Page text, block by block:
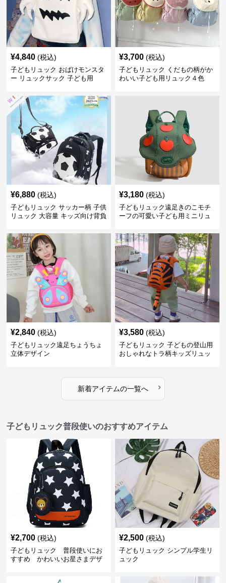
¥4,840 (税込)
子どもリュック おばけモンスタ
ー リュックサック 子ども用
¥3,700 (税込)
子どもリュック くだもの柄がか
わいい子ども用リュック４色
¥6,880 (税込)
子どもリュック サッカー柄 子供
リュック 大容量 キッズ向け背負
¥3,180 (税込)
子どもリュック遠足きのこモチ
ーフの可愛い子ども用ミニリュ
¥2,840 (税込)
子どもリュック遠足ちょうちょ
立体デザイン
¥3,580 (税込)
子どもリュック 子どもの登山用
おしゃれなトラ柄キッズリュッ
新着アイテムの一覧へ ›
子どもリュック普段使いのおすすめアイテム
¥2,700 (税込)
子どもリュック 普段使いにお
すすめ かわいいお星さまデザ
¥2,500 (税込)
子どもリュック シンプル学生リ
ュック